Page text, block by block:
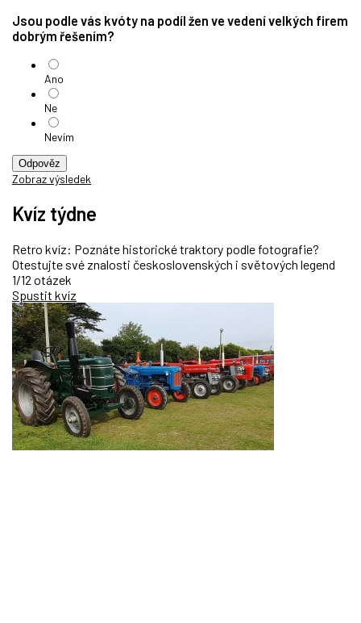
Jsou podle vás kvóty na podíl žen ve vedení velkých firem
dobrým řešením?
Ano
Ne
Nevím
Odpověz
Zobraz výsledek
Kvíz týdne
Retro kvíz: Poznáte historické traktory podle fotografie?
Otestujte své znalosti československých i světových legend
1/12 otázek
Spustit kvíz